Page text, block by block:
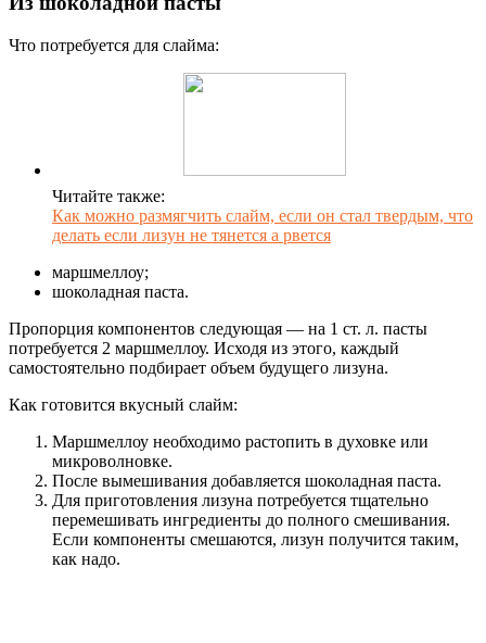
Что потребуется для слайма:
Читайте также:
Как можно размягчить слайм, если он стал твердым, что
делать если лизун не тянется а рвется
маршмеллоу;
шоколадная паста.
Пропорция компонентов следующая — на 1 ст. л. пасты
потребуется 2 маршмеллоу. Исходя из этого, каждый
самостоятельно подбирает объем будущего лизуна.
Как готовится вкусный слайм:
Маршмеллоу необходимо растопить в духовке или
микроволновке.
После вымешивания добавляется шоколадная паста.
Для приготовления лизуна потребуется тщательно
перемешивать ингредиенты до полного смешивания.
Если компоненты смешаются, лизун получится таким,
как надо.